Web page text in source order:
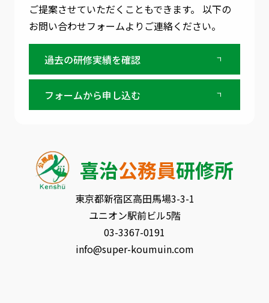
ご提案させていただくこともできます。 以下の
お問い合わせフォームよりご連絡ください。
過去の研修実績を確認
フォームから申し込む
喜治公務員研修所
東京都新宿区⾼⽥⾺場3-3-1
ユニオン駅前ビル5階
03-3367-0191
info@super-koumuin.com